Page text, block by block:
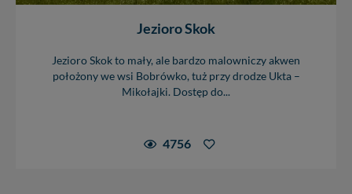
Jezioro Skok
Jezioro Skok to mały, ale bardzo malowniczy akwen
położony we wsi Bobrówko, tuż przy drodze Ukta –
Mikołajki. Dostęp do...
4756